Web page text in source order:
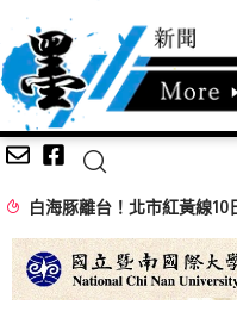
白海豚離台！北市紅黃線